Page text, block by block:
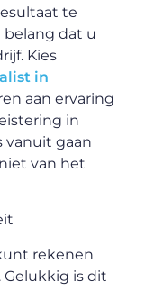
te
belang dat u
Kies
in
aan ervaring
in
vanuit gaan
van het
rekenen
is dit